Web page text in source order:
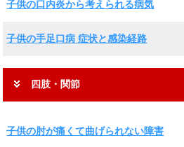
子供の口内炎から考えられる病気
子供の手足口病 症状と感染経路
四肢・関節
子供の肘が痛くて曲げられない障害